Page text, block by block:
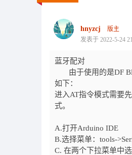
hnyzcj
版主
发表于 2022-5-24
蓝牙配对
由于使用的是DF
如下：
进入AT指令模式需要
式。
A.打开Arduino IDE
B.选择菜单：tools-
C. 在两个下拉菜单中